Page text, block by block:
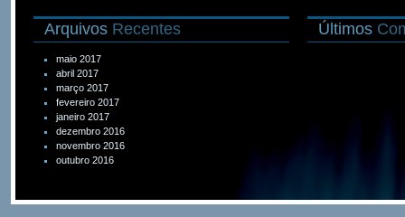
Arquivos Recentes
maio 2017
abril 2017
março 2017
fevereiro 2017
janeiro 2017
dezembro 2016
novembro 2016
outubro 2016
Últimos